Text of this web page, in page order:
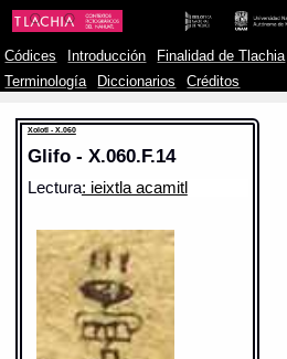
Códices Introducción Finalidad de Tlachia
Terminología
Diccionarios Créditos
Xolotl - X.060
Glifo - X.060.F.14
Lectura: ieixtla acamitl